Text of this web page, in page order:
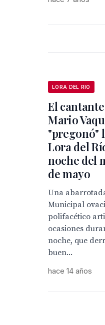
LORA DEL RIO
El
Mario
"pregonó"
Lora del
noche del
de mayo
Una
Municipal
polifacético
ocasiones
noche, que
buen...
hace 14 años